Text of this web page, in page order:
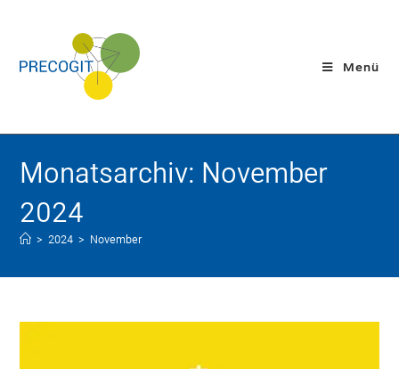
Menü
Monatsarchiv: November
2024
> 2024 > November